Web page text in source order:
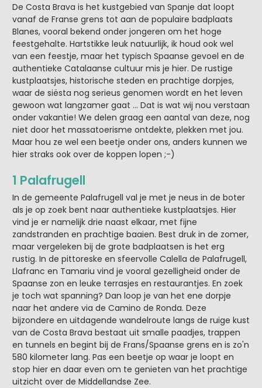
De Costa Brava is het kustgebied van Spanje dat loopt
vanaf de Franse grens tot aan de populaire badplaats
Blanes, vooral bekend onder jongeren om het hoge
feestgehalte. Hartstikke leuk natuurlijk, ik houd ook wel
van een feestje, maar het typisch Spaanse gevoel en de
authentieke Catalaanse cultuur mis je hier. De rustige
kustplaatsjes, historische steden en prachtige dorpjes,
waar de siësta nog serieus genomen wordt en het leven
gewoon wat langzamer gaat ... Dat is wat wij nou verstaan
onder vakantie! We delen graag een aantal van deze, nog
niet door het massatoerisme ontdekte, plekken met jou.
Maar hou ze wel een beetje onder ons, anders kunnen we
hier straks ook over de koppen lopen ;-)
1 Palafrugell
In de gemeente Palafrugell val je met je neus in de boter
als je op zoek bent naar authentieke kustplaatsjes. Hier
vind je er namelijk drie naast elkaar, met fijne
zandstranden en prachtige baaien. Best druk in de zomer,
maar vergeleken bij de grote badplaatsen is het erg
rustig. In de pittoreske en sfeervolle Calella de Palafrugell,
Llafranc en Tamariu vind je vooral gezelligheid onder de
Spaanse zon en leuke terrasjes en restaurantjes. En zoek
je toch wat spanning? Dan loop je van het ene dorpje
naar het andere via de Camino de Ronda. Deze
bijzondere en uitdagende wandelroute langs de ruige kust
van de Costa Brava bestaat uit smalle paadjes, trappen
en tunnels en begint bij de Frans/Spaanse grens en is zo'n
580 kilometer lang. Pas een beetje op waar je loopt en
stop hier en daar even om te genieten van het prachtige
uitzicht over de Middellandse Zee.